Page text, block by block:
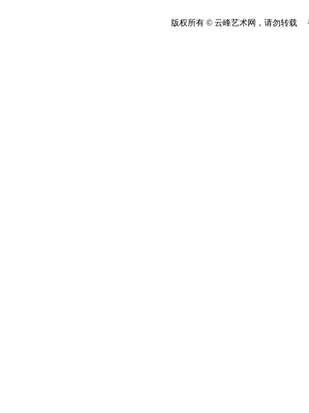
版权所有 © 云峰艺术网，请勿转载